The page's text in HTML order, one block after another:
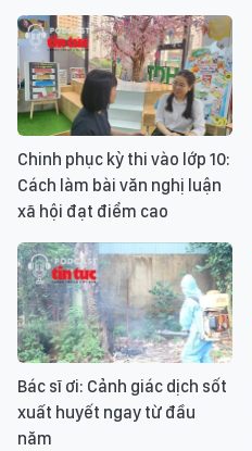
Chinh phục kỳ thi vào lớp 10:
Cách làm bài văn nghị luận
xã hội đạt điểm cao
Bác sĩ ơi: Cảnh giác dịch sốt
xuất huyết ngay từ đầu
năm